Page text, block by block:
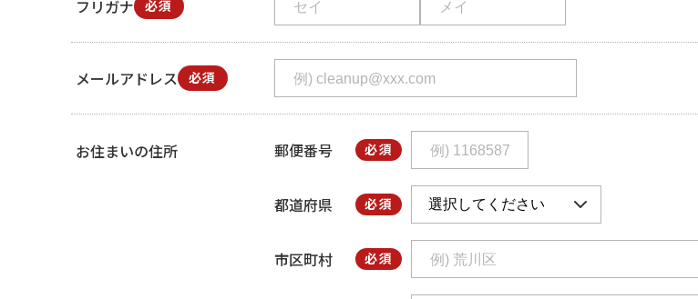
フリガナ 必須
メールアドレス 必須
お住まいの住所 郵便番号 必須
都道府県 必須
市区町村 必須